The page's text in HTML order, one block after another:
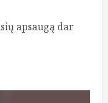
apsaugą dar